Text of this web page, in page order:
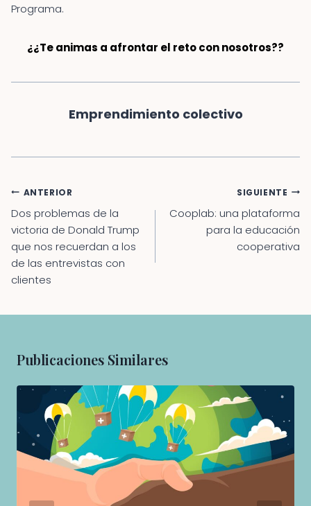
Programa.
¿¿Te animas a afrontar el reto con nosotros??
Emprendimiento colectivo
Navegación
de
entradas
ANTERIOR
Dos problemas de la
victoria de Donald Trump
que nos recuerdan a los
de las entrevistas con
clientes
SIGUIENTE
Cooplab: una plataforma
para la educación
cooperativa
Publicaciones Similares